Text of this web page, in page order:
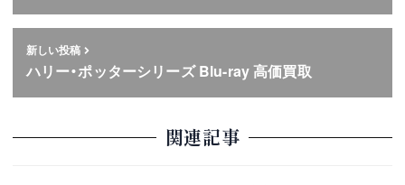
新しい投稿
ハリー・ポッターシリーズ Blu-ray 高価買取
関連記事